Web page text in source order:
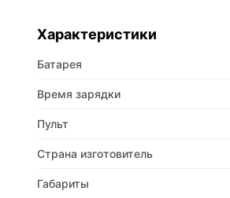
Характеристики
Батарея
Время зарядки
Пульт
Страна изготовитель
Габариты